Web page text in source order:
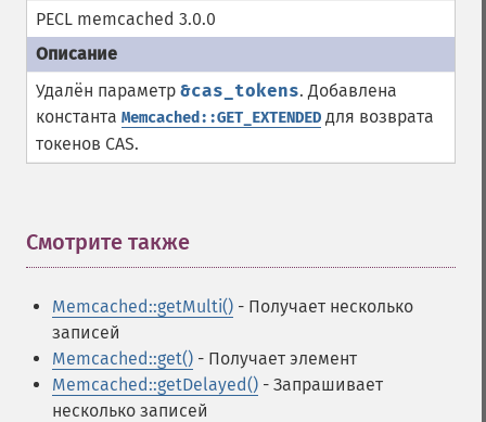
PECL memcached 3.0.0
Удалён параметр &cas_tokens. Добавлена
константа Memcached::GET_EXTENDED для возврата
токенов CAS.
Смотрите также
Memcached::getMulti() - Получает несколько
записей
Memcached::get() - Получает элемент
Memcached::getDelayed() - Запрашивает
несколько записей